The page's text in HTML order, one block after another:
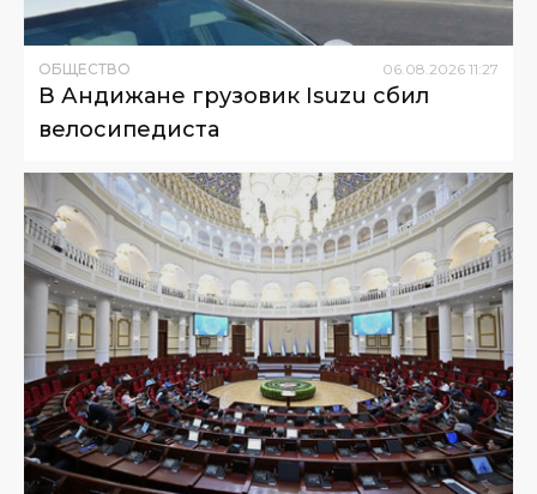
ОБЩЕСТВО 06.08.2026 11:27
В Андижане грузовик Isuzu сбил
велосипедиста